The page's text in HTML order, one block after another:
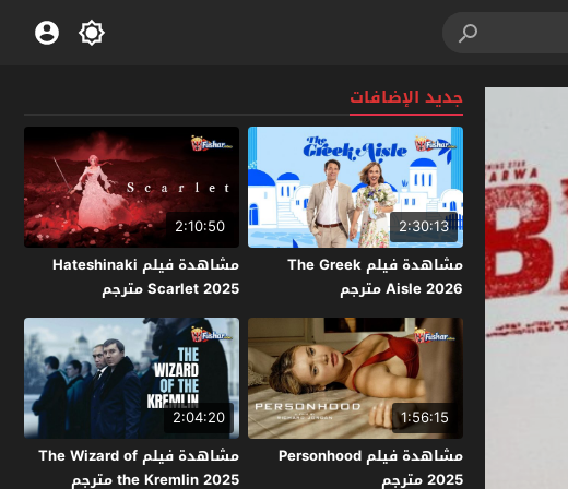
جديد الإضافات
2:30:13
مشاهدة فيلم The Greek
Aisle 2026 مترجم
2:10:50
مشاهدة فيلم Hateshinaki
Scarlet 2025 مترجم
1:56:15
مشاهدة فيلم Personhood
2025 مترجم
2:04:20
مشاهدة فيلم The Wizard of
the Kremlin 2025 مترجم